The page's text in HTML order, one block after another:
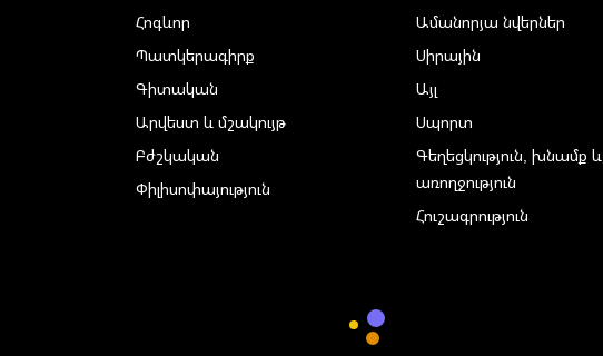
Հոգևոր
Պատկերագիրք
Գիտական
Արվեստ և մշակույթ
Բժշկական
Փիլիսոփայություն
Ամանորյա նվերներ
Սիրային
Այլ
Սպորտ
Գեղեցկություն, խնամք և
առողջություն
Հուշագրություն